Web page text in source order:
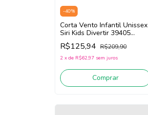
-40%
Corta Vento Infantil Unissex
Siri Kids Divertir 39405
(Preto)
R$125,94 R$209,90
2 x de R$62,97 sem juros
Comprar